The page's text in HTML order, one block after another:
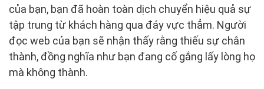
của bạn, bạn đã hoàn toàn dịch chuyển hiệu quả sự
tập trung từ khách hàng qua đáy vực thẳm. Người
đọc web của bạn sẽ nhận thấy rằng thiếu sự chân
thành, đồng nghĩa như bạn đang cố gắng lấy lòng họ
mà không thành.